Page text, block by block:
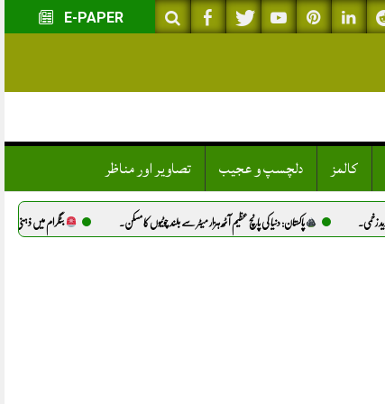
E-PAPER
کالمز دلچسپ و عجیب تصاویر اور مناظر
پاکستان: دنیا کی پانچ عظیم آٹھ ہزار میٹر سے بلند چوٹیوں کا مسکن. بٹگرام میں ذہنی معذور لڑکی سے مبینہ زیادتی،